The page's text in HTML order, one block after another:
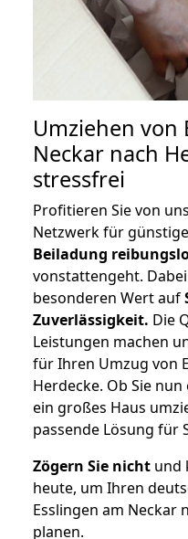
Umziehen von
Neckar nach
stressfrei
Profitieren Sie von
Netzwerk für
Beiladung
vonstattengeht.
besonderen Wert auf
Zuverlässigkeit. Die
Leistungen machen
für Ihren Umzug von
Herdecke. Ob Sie
ein großes Haus
passende Lösung für
Zögern Sie nicht und
heute, um Ihren
Esslingen am Neckar
planen.